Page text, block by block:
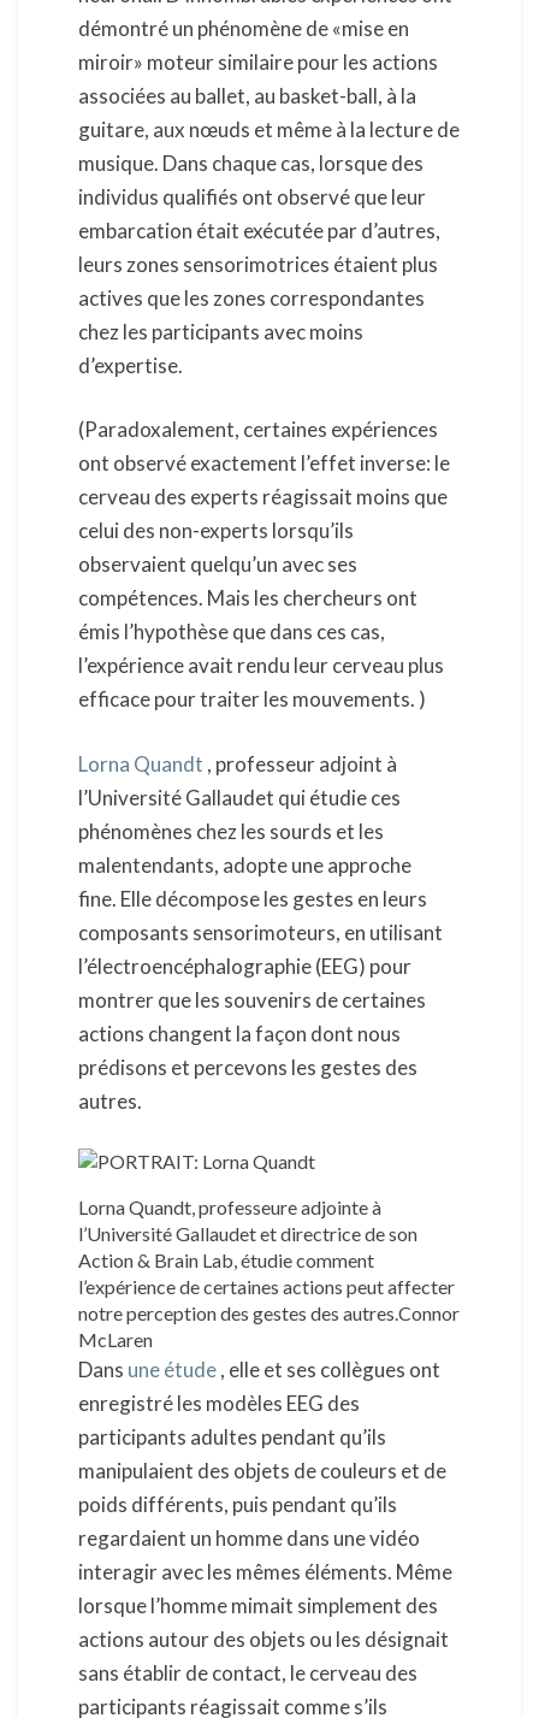
démontré un phénomène de «mise en
miroir» moteur similaire pour les actions
associées au ballet, au basket-ball, à la
guitare, aux nœuds et même à la lecture de
musique. Dans chaque cas, lorsque des
individus qualifiés ont observé que leur
embarcation était exécutée par d’autres,
leurs zones sensorimotrices étaient plus
actives que les zones correspondantes
chez les participants avec moins
d’expertise.
(Paradoxalement, certaines expériences
ont observé exactement l’effet inverse: le
cerveau des experts réagissait moins que
celui des non-experts lorsqu’ils
observaient quelqu’un avec ses
compétences. Mais les chercheurs ont
émis l’hypothèse que dans ces cas,
l’expérience avait rendu leur cerveau plus
efficace pour traiter les mouvements. )
Lorna Quandt , professeur adjoint à
l’Université Gallaudet qui étudie ces
phénomènes chez les sourds et les
malentendants, adopte une approche
fine. Elle décompose les gestes en leurs
composants sensorimoteurs, en utilisant
l’électroencéphalographie (EEG) pour
montrer que les souvenirs de certaines
actions changent la façon dont nous
prédisons et percevons les gestes des
autres.
Lorna Quandt, professeure adjointe à
l’Université Gallaudet et directrice de son
Action & Brain Lab, étudie comment
l’expérience de certaines actions peut affecter
notre perception des gestes des autres.Connor
McLaren
Dans une étude, elle et ses collègues ont
enregistré les modèles EEG des
participants adultes pendant qu’ils
manipulaient des objets de couleurs et de
poids différents, puis pendant qu’ils
regardaient un homme dans une vidéo
interagir avec les mêmes éléments. Même
lorsque l’homme mimait simplement des
actions autour des objets ou les désignait
sans établir de contact, le cerveau des
participants réagissait comme s’ils